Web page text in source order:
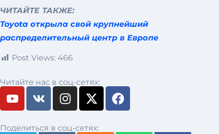
ЧИТАЙТЕ ТАКЖЕ:
Toyota открыла свой крупнейший
распределительный центр в Европе
Post Views: 466
Читайте нас в соц-сетях:
Поделиться в соц-сетях: